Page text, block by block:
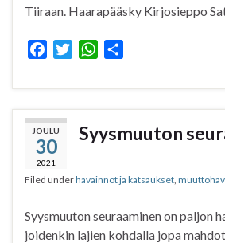
Tiiraan. Haarapääsky Kirjosieppo
c
e
b
o
o
k
i
t
W
a
t
A
p
a
r
JOULU
30
2021
Syysmuuton
Filed underhavainnot ja katsaukset
Syysmuuton seuraaminen on paljon
joidenkin lajien kohdalla jopa